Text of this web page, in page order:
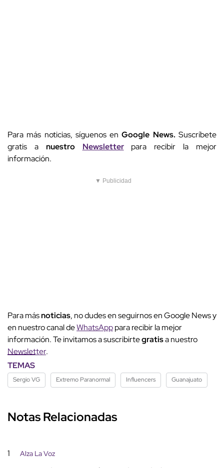
Para más noticias, síguenos en Google News. Suscríbete
gratis a nuestro Newsletterpara recibir la mejor
información.
▼ Publicidad
Para másnoticias, no dudes en seguirnos en Google News y
en nuestro canal deWhatsApppara recibir la mejor
información. Te invitamos a suscribirtegratisa nuestro
Newsletter.
TEMAS
Sergio VG Extremo Paranormal Influencers Guanajuato
Notas Relacionadas
1 Alza La Voz